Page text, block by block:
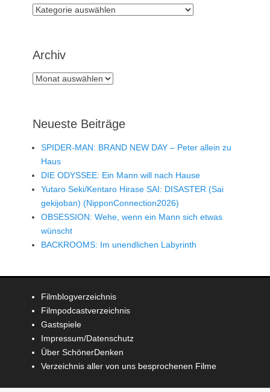
Rubriken
Archiv
Archiv
Neueste Beiträge
SPIDER-MAN: BRAND NEW DAY – Peter allein zu
Haus
DIE ODYSSEE: Ein Mann will nach Hause
Yutaro Seki/Kentaro Hirase SAI: DISASTER (Sai
gekijoban) (NipponConnection2026)
OBSESSION: Wehe, wenn ein Mann sich etwas
wünscht
BACKROOMS: Im unendlichen Labyrinth
Filmblogverzeichnis
Filmpodcastverzeichnis
Gastspiele
Impressum/Datenschutz
Über SchönerDenken
Verzeichnis aller von uns besprochenen Filme